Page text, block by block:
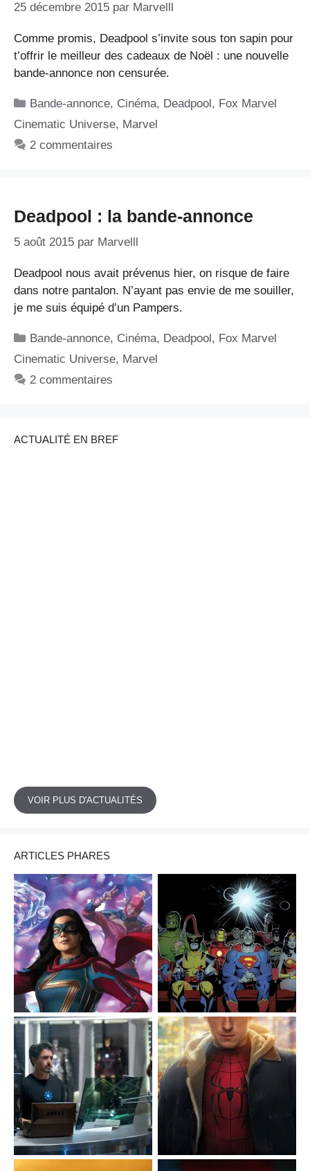
25 décembre 2015 par Marvelll
Comme promis, Deadpool s’invite sous ton sapin pour
t’offrir le meilleur des cadeaux de Noël : une nouvelle
bande-annonce non censurée.
Catégories
Bande-annonce, Cinéma, Deadpool, Fox Marvel
Cinematic Universe, Marvel
2 commentaires
Deadpool : la bande-annonce
5 août 2015 par Marvelll
Deadpool nous avait prévenus hier, on risque de faire
dans notre pantalon. N’ayant pas envie de me souiller,
je me suis équipé d’un Pampers.
Catégories
Bande-annonce, Cinéma, Deadpool, Fox Marvel
Cinematic Universe, Marvel
2 commentaires
ACTUALITÉ EN BREF
VOIR PLUS D'ACTUALITÉS
ARTICLES PHARES